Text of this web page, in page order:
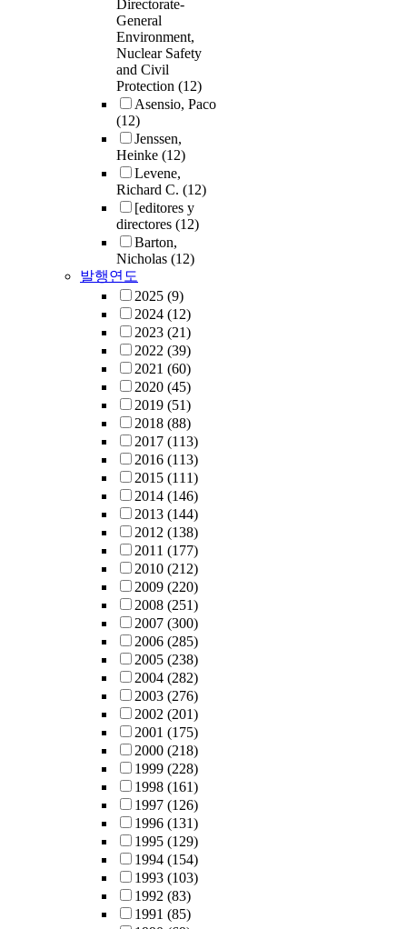
Directorate-
General
Environment,
Nuclear Safety
and Civil
Protection (12)
Asensio, Paco
(12)
Jenssen,
Heinke (12)
Levene,
Richard C. (12)
[editores y
directores (12)
Barton,
Nicholas (12)
발행연도
2025 (9)
2024 (12)
2023 (21)
2022 (39)
2021 (60)
2020 (45)
2019 (51)
2018 (88)
2017 (113)
2016 (113)
2015 (111)
2014 (146)
2013 (144)
2012 (138)
2011 (177)
2010 (212)
2009 (220)
2008 (251)
2007 (300)
2006 (285)
2005 (238)
2004 (282)
2003 (276)
2002 (201)
2001 (175)
2000 (218)
1999 (228)
1998 (161)
1997 (126)
1996 (131)
1995 (129)
1994 (154)
1993 (103)
1992 (83)
1991 (85)